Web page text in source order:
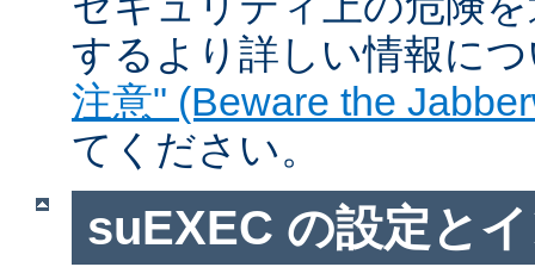
するより詳しい情報に
注意" (Beware the
てください。
suEXEC の設定と